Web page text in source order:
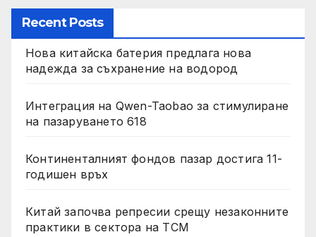
Recent Posts
Нова китайска батерия предлага нова
надежда за съхранение на водород
Интеграция на Qwen-Taobao за стимулиране
на пазаруването 618
Континенталният фондов пазар достига 11-
годишен връх
Китай започва репресии срещу незаконните
практики в сектора на TCM